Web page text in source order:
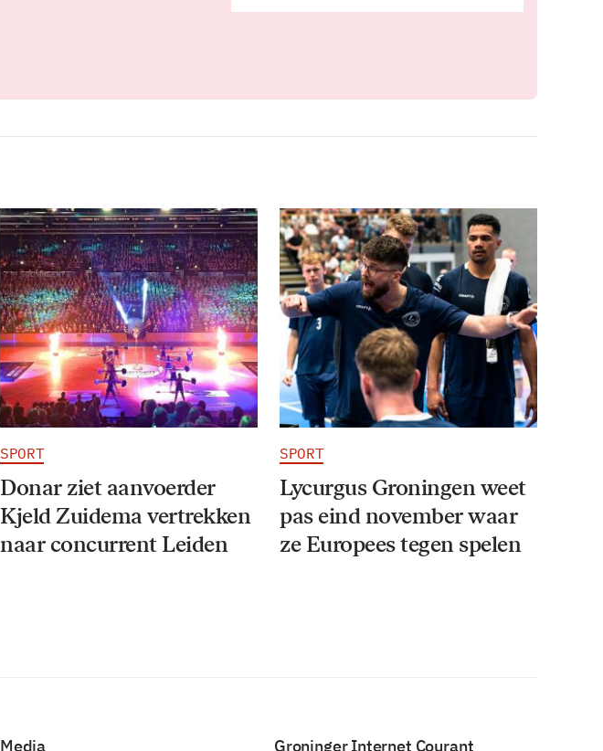
SPORT
Donar ziet aanvoerder
Kjeld Zuidema vertrekken
naar concurrent Leiden
SPORT
Lycurgus Groningen weet
pas eind november waar
ze Europees tegen spelen
Media Groninger Internet Courant